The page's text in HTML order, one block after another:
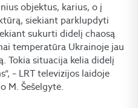
objektus, karius, o į
siekiant parklupdyti
sukurti didelį chaosą
temperatūra Ukrainoje jau
Tokia situacija kelia didelį
– LRT televizijos laidoje
M. Šešelgytė.